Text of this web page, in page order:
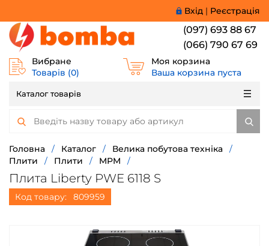
Вхід | Реєстрація
(097) 693 88 67
(066) 790 67 69
Вибране
Товарів (0)
Моя корзина
Ваша корзина пуста
Каталог товарів
Головна / Каталог / Велика побутова техніка
/
Плити
/ Плити / MPM /
Плита Liberty PWE 6118 S
Код товару: 809959